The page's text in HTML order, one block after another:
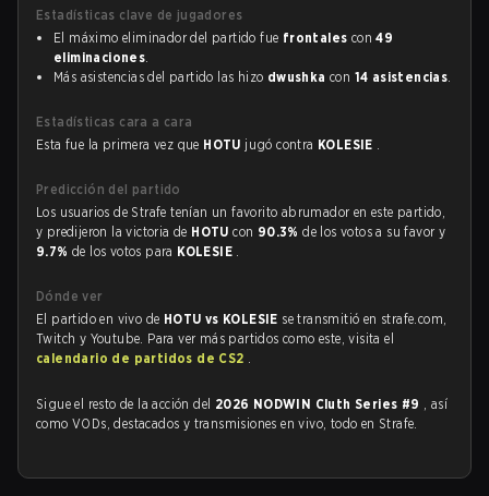
Estadísticas clave de jugadores
El máximo eliminador del partido fue frontales con49
eliminaciones.
Más asistencias del partido las hizo dwushka con 14 asistencias.
Estadísticas cara a cara
Esta fue la primera vez que HOTU jugó contra KOLESIE .
Predicción del partido
Los usuarios de Strafe tenían un favorito abrumador en este partido,
y predijeron la victoria de HOTUcon 90.3%de los votos a su favor y
9.7% de los votos para KOLESIE .
Dónde ver
El partido en vivo de HOTU vs KOLESIE se transmitió en strafe.com,
Twitch y Youtube. Para ver más partidos como este, visita el
calendario de partidos de CS2 .
Sigue el resto de la acción del 2026 NODWIN Cluth Series #9 , así
como VODs, destacados y transmisiones en vivo, todo en Strafe.